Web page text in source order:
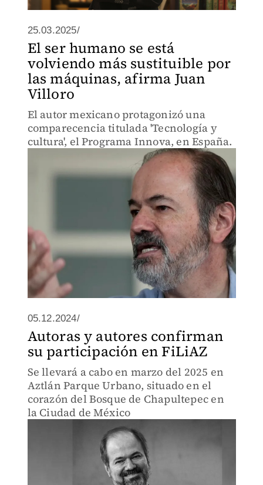
25.03.2025/
El ser humano se está
volviendo más sustituible por
las máquinas, afirma Juan
Villoro
El autor mexicano protagonizó una
comparecencia titulada 'Tecnología y
cultura', el Programa Innova, en España.
05.12.2024/
Autoras y autores confirman
su participación en FiLiAZ
Se llevará a cabo en marzo del 2025 en
Aztlán Parque Urbano, situado en el
corazón del Bosque de Chapultepec en
la Ciudad de México